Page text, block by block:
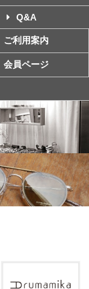
Q&A
ご利用案内
会員ページ